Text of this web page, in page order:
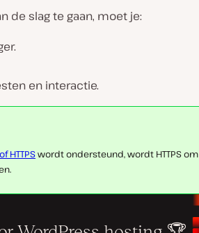
de slag te gaan, moet je:
en interactie.
HTTPSwordt ondersteund, wordt HTTPS om